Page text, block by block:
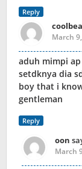
Reply
March
aduh mimpi
setdknya dia
boy that i
gentleman
Reply
oon
March